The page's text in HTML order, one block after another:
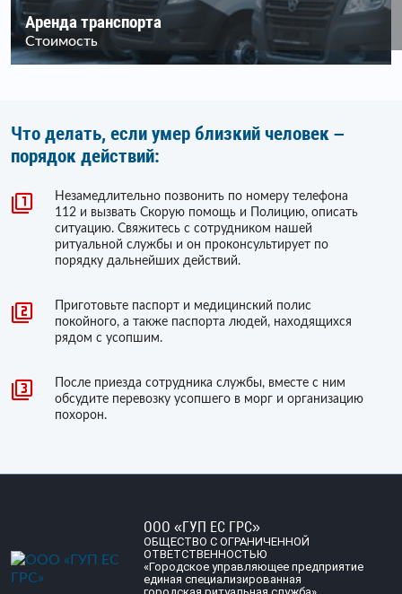
Аренда транспорта
Стоимость
Что делать, если умер близкий человек –
порядок действий:
Незамедлительно позвонить по номеру телефона
112 и вызвать Скорую помощь и Полицию, описать
ситуацию. Свяжитесь с сотрудником нашей
ритуальной службы и он проконсультирует по
порядку дальнейших действий.
Приготовьте паспорт и медицинский полис
покойного, а также паспорта людей, находящихся
рядом с усопшим.
После приезда сотрудника службы, вместе с ним
обсудите перевозку усопшего в морг и организацию
похорон.
ООО «ГУП ЕС ГРС»
ОБЩЕСТВО С ОГРАНИЧЕННОЙ
ОТВЕТСТВЕННОСТЬЮ
«Городское управляющее предприятие
единая специализированная